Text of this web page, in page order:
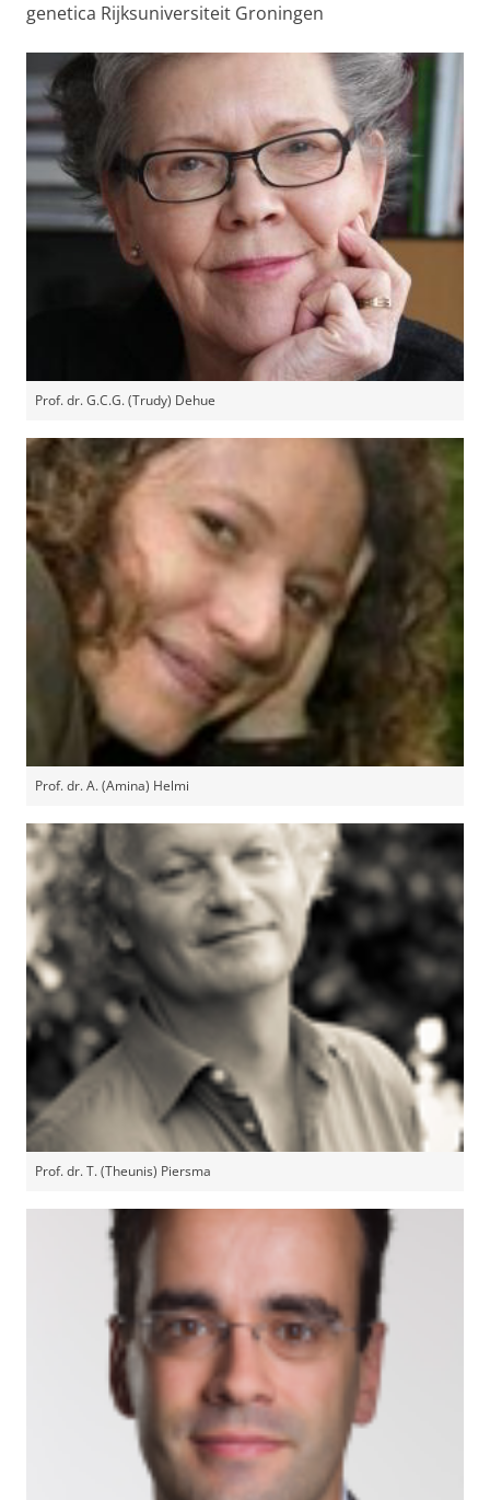
genetica Rijksuniversiteit Groningen
Prof. dr. G.C.G. (Trudy) Dehue
Prof. dr. A. (Amina) Helmi
Prof. dr. T. (Theunis) Piersma